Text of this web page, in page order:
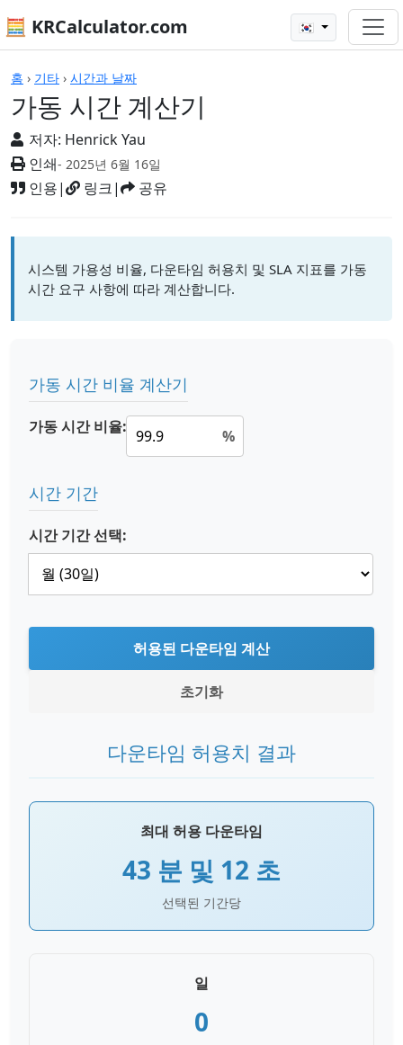
🧮 KRCalculator.com 🇰🇷
홈 › 기타 › 시간과 날짜
가동 시간 계산기
저자: Henrick Yau
인쇄- 2025년 6월 16일
인용| 링크| 공유
계산기
시스템 가용성 비율, 다운타임 허용치 및 SLA 지표를 가동
시간 요구 사항에 따라 계산합니다.
가동 시간 비율 계산기
가동 시간 비율: %
시간 기간
시간 기간 선택:
허용된 다운타임 계산
초기화
다운타임 허용치 결과
최대 허용 다운타임
43 분 및 12 초
선택된 기간당
일
0